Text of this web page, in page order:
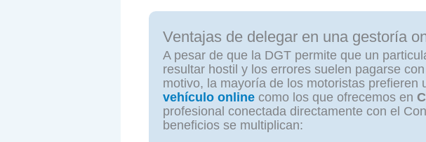
Ventajas de delegar en una gestoría
A pesar de que la DGT permite que un
resultar hostil y los errores suelen pagarse
motivo, la mayoría de los motoristas prefieren
vehículo online como los que ofrecemos en
profesional conectada directamente con el
beneficios se multiplican: